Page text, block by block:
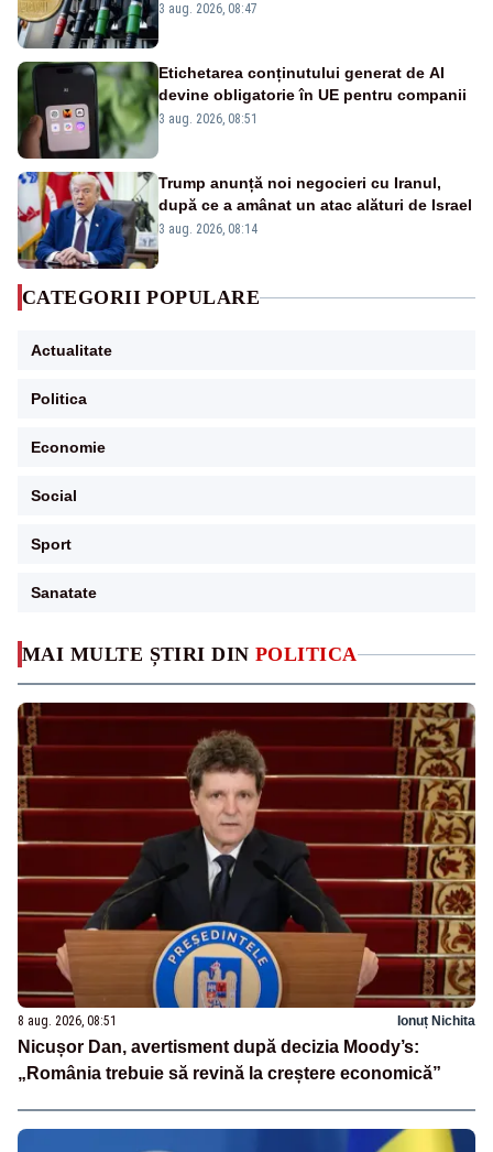
MAI MULTE ȘTIRI DIN POLITICA
8 aug. 2026, 08:51 Ionuț Nichita
Nicușor Dan, avertisment după decizia Moody’s:
„România trebuie să revină la creștere economică”
3 aug. 2026, 08:47
Etichetarea conținutului generat de AI
devine obligatorie în UE pentru companii
3 aug. 2026, 08:51
Trump anunță noi negocieri cu Iranul,
după ce a amânat un atac alături de Israel
3 aug. 2026, 08:14
CATEGORII POPULARE
Actualitate
Politica
Economie
Social
Sport
Sanatate